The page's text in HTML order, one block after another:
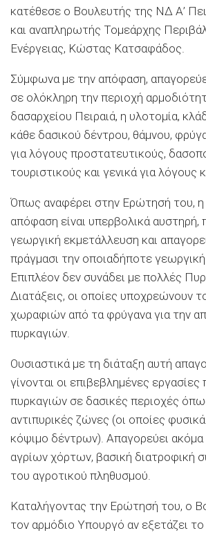
κατέθεσε ο Βουλευτής της ΝΔ Α’
και αναπληρωτής Τομεάρχης
Ενέργειας, Κώστας Κατσαφάδος.
Σύμφωνα με την απόφαση,
σε ολόκληρη την περιοχή
δασαρχείου Πειραιά, η υλοτομία,
κάθε δασικού δέντρου, θάμνου,
για λόγους προστατευτικούς,
τουριστικούς και γενικά για λόγους
Όπως αναφέρει στην Ερώτησή του,
απόφαση είναι υπερβολικά αυστηρή,
γεωργική εκμετάλλευση και
πράγμασι την οποιαδήποτε γεωργική
Επιπλέον δεν συνάδει με πολλές
Διατάξεις, οι οποίες υποχρεώνουν
χωραφιών από τα φρύγανα για την
πυρκαγιών.
Ουσιαστικά με τη διάταξη αυτή
γίνονται οι επιβεβλημένες
πυρκαγιών σε δασικές περιοχές
αντιπυρικές ζώνες (οι οποίες
κόψιμο δέντρων). Απαγορεύει ακόμα
αγρίων χόρτων, βασική διατροφική
του αγροτικού πληθυσμού.
Καταλήγοντας την Ερώτησή του, ο
τον αρμόδιο Υπουργό αν εξετάζει